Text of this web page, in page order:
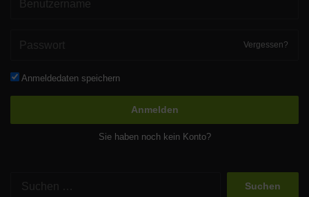
Vergessen?
Anmeldedaten speichern
Anmelden
Sie haben noch kein Konto?